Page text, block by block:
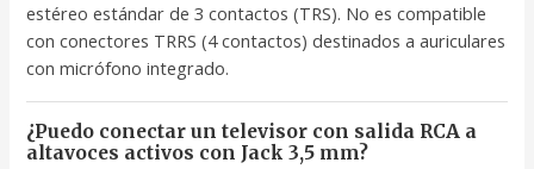
estéreo estándar de 3 contactos (TRS). No es compatible
con conectores TRRS (4 contactos) destinados a auriculares
con micrófono integrado.
¿Puedo conectar un televisor con salida RCA a
altavoces activos con Jack 3,5 mm?